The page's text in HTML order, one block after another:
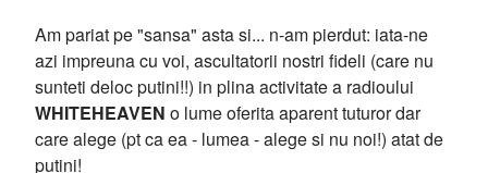
Am pariat pe "sansa" asta si... n-am pierdut: iata-ne
azi impreuna cu voi, ascultatorii nostri fideli (care nu
sunteti deloc putini!!) in plina activitate a radioului
WHITEHEAVEN o lume oferita aparent tuturor dar
care alege (pt ca ea - lumea - alege si nu noi!) atat de
putini!